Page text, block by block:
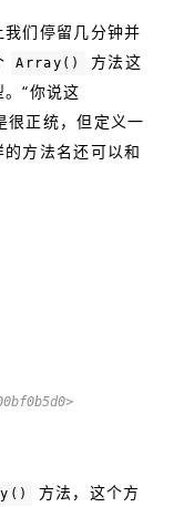
们停留几分钟并
Array()
方法这
“你说这
很正统，但定义一
方法名还可以和
方法，这个方